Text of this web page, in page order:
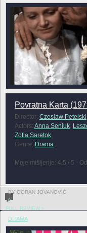
Povratna Karta
Director: Czeslaw Petelski
Actors: Anna Seniuk,
Zofia Saretok
Genre: Drama
Moje mišljenje: 4.5 / 5 -
BY GORAN JOVANOVIĆ
0
FULL REVIEW »
DRAMA